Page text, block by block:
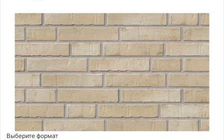
Выберите формат